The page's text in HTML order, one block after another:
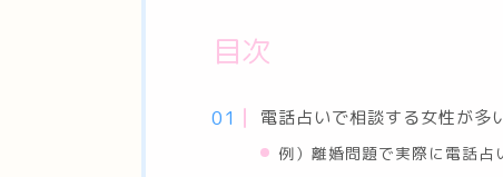
目次
電話占いで相談する女性が多
例）離婚問題で実際に電話